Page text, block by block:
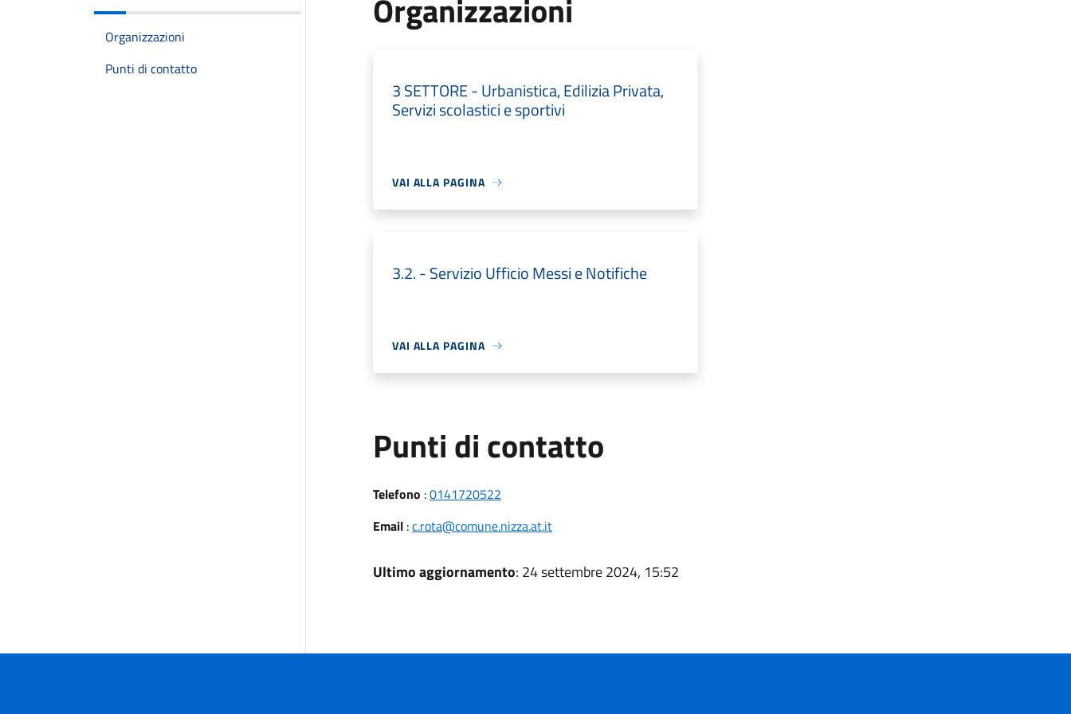
Organizzazioni
Punti di contatto
Organizzazioni
3 SETTORE - Urbanistica, Edilizia Privata,
Servizi scolastici e sportivi
VAI ALLA PAGINA
3.2. - Servizio Ufficio Messi e Notifiche
VAI ALLA PAGINA
Punti di contatto
Telefono :0141720522
Email:c.rota@comune.nizza.at.it
Ultimo aggiornamento: 24 settembre 2024, 15:52